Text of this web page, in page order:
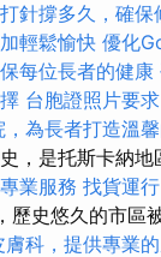
針撐多久，確保
輕鬆愉快 優化
每位長者的健康
台胞證照片要
，為長者打造溫
，是托斯卡納地
業服務 找貨運
歷史悠久的市區
膚科，提供專業